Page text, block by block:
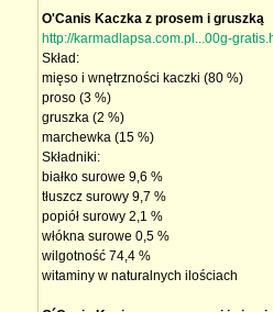
O'Canis Kaczka z prosem i gruszką
http://karmadlapsa.com.pl...00g-
Skład:
mięso i wnętrzności kaczki (80 %)
proso (3 %)
gruszka (2 %)
marchewka (15 %)
Składniki:
białko surowe 9,6 %
tłuszcz surowy 9,7 %
popiół surowy 2,1 %
włókna surowe 0,5 %
wilgotność 74,4 %
witaminy w naturalnych ilościach